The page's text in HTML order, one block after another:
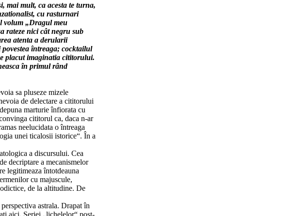
mai mult, ca acesta te turna,
cu rasturnari
volum „Dragul meu
rateze nici cât negru sub
atenta a derularii
întreaga; cocktailul
placut imaginatia cititorului.
în primul rând
sa pluseze mizele
de delectare a cititorului
marturie înfiorata cu
cititorul ca, daca n-ar
neelucidata o întreaga
unei ticalosii istorice“. În a
a discursului. Cea
decriptare a mecanismelor
legitimeaza întotdeauna
cu majuscule,
de la altitudine. De
astrala. Drapat în
aici. Seriei „lichelelor“ post-